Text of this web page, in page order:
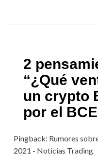
2
“¿Qué
un crypto
por el
Pingback: Rumores
2021 - Noticias Trading